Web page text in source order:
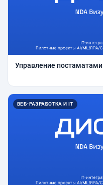
Управление постаматами
ВЕБ-РАЗРАБОТКА И IT